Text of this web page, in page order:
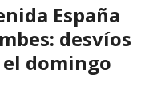
España
desvíos
domingo